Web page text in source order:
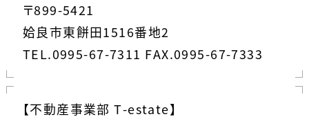
〒899-5421
姶良市東餅田1516番地2
TEL.0995-67-7311 FAX.0995-67-7333
【不動産事業部 T-estate】